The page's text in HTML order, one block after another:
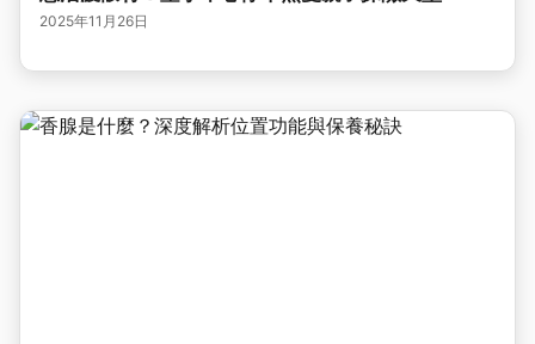
2025年11月26日